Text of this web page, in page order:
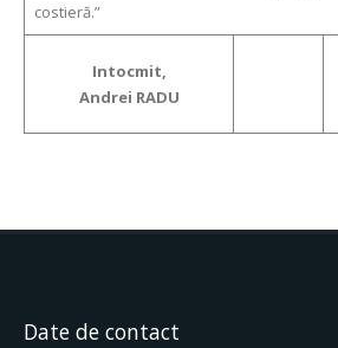
costieră.”
Intocmit,
Andrei RADU
Date de contact